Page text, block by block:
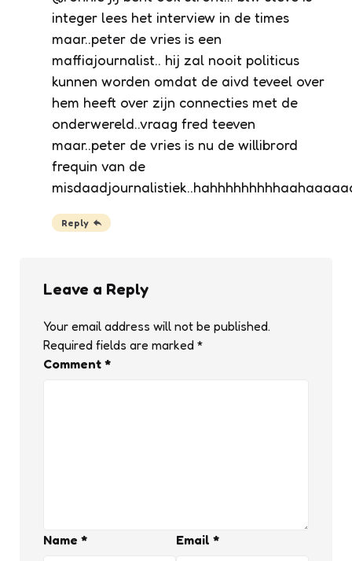
integer lees het interview in de times
maar..peter de vries is een
maffiajournalist.. hij zal nooit politicus
kunnen worden omdat de aivd teveel over
hem heeft over zijn connecties met de
onderwereld..vraag fred teeven
maar..peter de vries is nu de willibrord
frequin van de
Reply
Leave a Reply
Your email address will not be published.
Required fields are marked *
Comment *
Name * Email *